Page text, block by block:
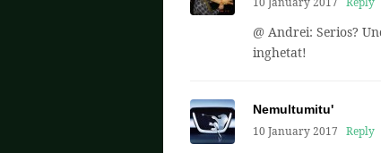
@ Andrei: Serios?
inghetat!
Nemultumitu'
10 January 2017
Reply